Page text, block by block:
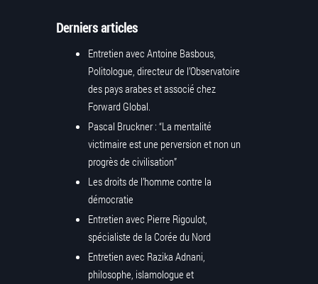
Derniers articles
Entretien avec Antoine Basbous,
Politologue, directeur de l’Observatoire
des pays arabes et associé chez
Forward Global.
Pascal Bruckner : “La mentalité
victimaire est une perversion et non un
progrès de civilisation”
Les droits de l’homme contre la
démocratie
Entretien avec Pierre Rigoulot,
spécialiste de la Corée du Nord
Entretien avec Razika Adnani,
philosophe, islamologue et